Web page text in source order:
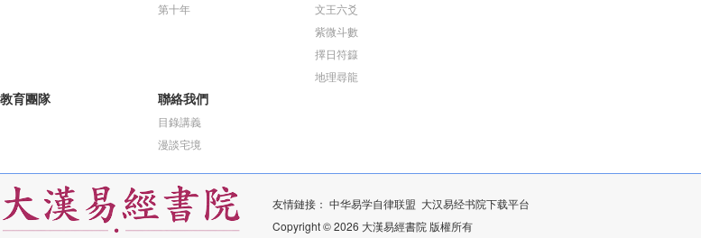
第十年
文王六爻
紫微斗數
擇日符籙
地理尋龍
教育團隊 聯絡我們
目錄講義
漫談宅境
友情鏈接： 中华易学自律联盟 大汉易经书院下载平台
Copyright © 2026 大漢易經書院 版權所有